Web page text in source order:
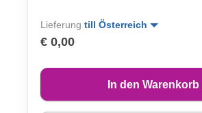
Lieferung till Österreich
€ 0,00
In den Warenkorb